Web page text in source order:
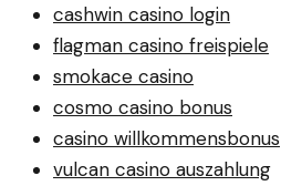
cashwin casino login
flagman casino freispiele
smokace casino
cosmo casino bonus
casino willkommensbonus
vulcan casino auszahlung